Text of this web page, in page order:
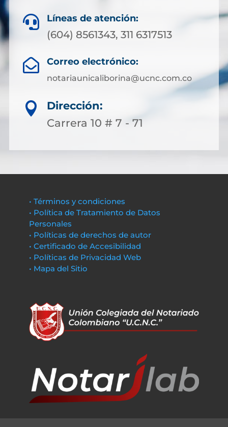
 Líneas de atención:
(604) 8561343, 311 6317513
 Correo electrónico:
notariaunicaliborina@ucnc.com.co

Dirección:
Carrera 10 # 7 - 71
• Términos y condiciones
• Política de Tratamiento de Datos
Personales
• Políticas de derechos de autor
• Certificado de Accesibilidad
• Políticas de Privacidad Web
• Mapa del Sitio